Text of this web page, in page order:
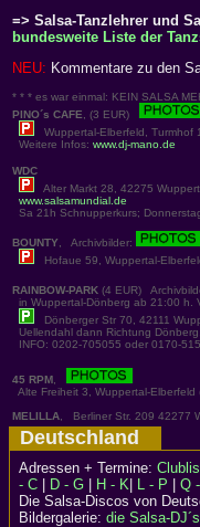
=> Salsa-Tanzlehrer und
bundesweite Liste der
NEU: Kommentare zu den
* * * es war einmal: KEIN SALSA
PINO´s CAFE, (3 EUR)
Wuppertal-Elberfeld, Turmhof
Weitere Infos: www.dj-mano.de
WDC
Alter Markt 28, 42275
www.salsamundial.de
Sa 21h Schnupperkurs;
BOUNTY, Archivbilder:
Hofaue 59, Wuppertal-
RAINBOW-PARK (4 EUR)
in Wuppertal-Dönberg ab 21:00 h.
Dönberger Str 70, 42111
Uellendahl dann Richtung
INFO: 0202-705055 oder 0170-
45 RPM,
Alte Freiheit 3, Wuppertal-Elberfeld
MELILLA, Berliner Str. 209 42277
Deutschland
Adressen + Termine:
- C
D - G H - K L - P
Q
Die Salsa-Discos von
Bildergalerie: die Salsa-